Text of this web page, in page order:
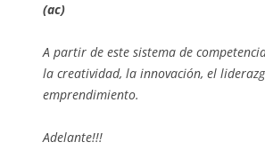
(ac)
A partir de este sistema de
la creatividad, la innovación, el
emprendimiento.
Adelante!!!